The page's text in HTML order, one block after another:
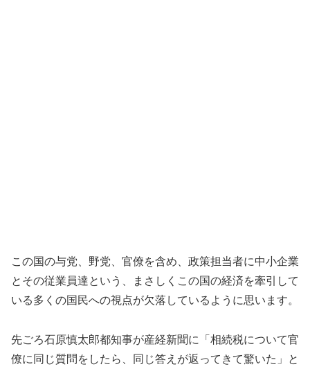
この国の与党、野党、官僚を含め、政策担当者に中小企業
とその従業員達という、まさしくこの国の経済を牽引して
いる多くの国民への視点が欠落しているように思います。
先ごろ石原慎太郎都知事が産経新聞に「相続税について官
僚に同じ質問をしたら、同じ答えが返ってきて驚いた」と